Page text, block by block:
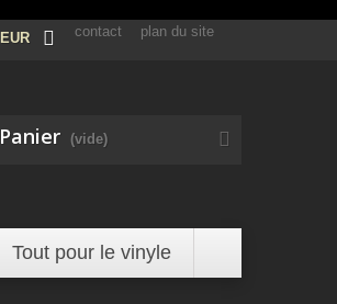
contact plan du site
EUR
Panier (vide)
Tout pour le vinyle